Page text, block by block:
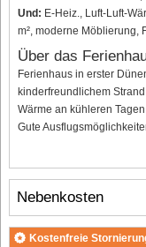
Und: E-Heiz., Luft-Luft-
m², moderne Möblierung,
Über das
Ferienhaus in erster
kinderfreundlichem
Wärme an kühleren
Gute
Nebenkosten
Kostenfreie